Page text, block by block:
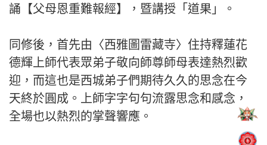
誦【父母恩重難報經】，暨講授「道果」。
同修後，首先由〈西雅圖雷藏寺〉住持釋蓮花
德輝上師代表眾弟子敬向師尊師母表達熱烈歡
迎，而這也是西城弟子們期待久久的思念在今
天終於圓成。上師字字句句流露思念和感念，
全場也以熱烈的掌聲響應。